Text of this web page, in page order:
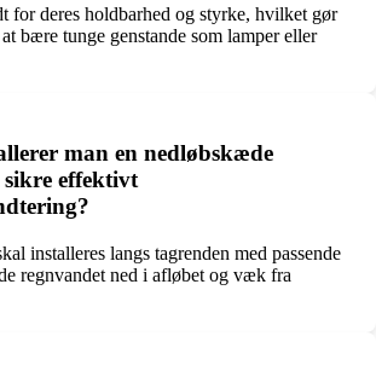
for deres holdbarhed og styrke, hvilket gør
bære tunge genstande som lamper eller
man en nedløbskæde
effektivt
installeres langs tagrenden med passende
regnvandet ned i afløbet og væk fra